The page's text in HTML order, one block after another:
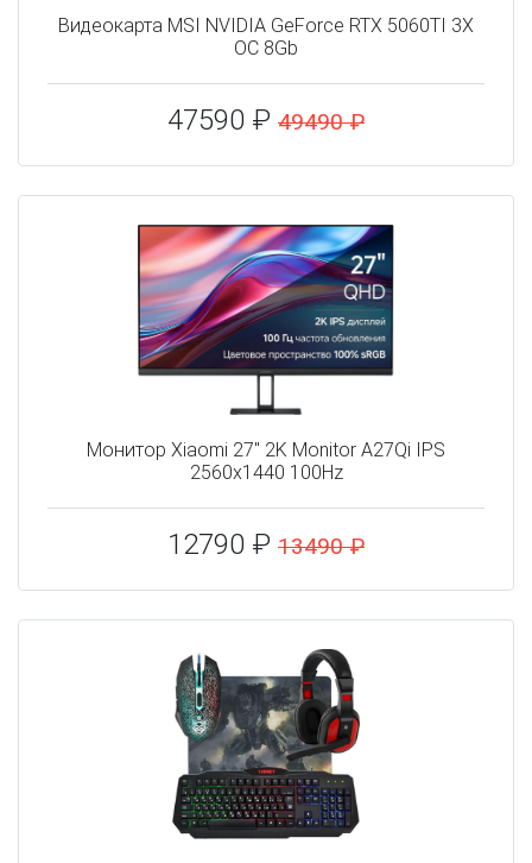
Видеокарта MSI NVIDIA GeForce RTX 5060TI 3X
OC 8Gb
47590 ₽ 49490 ₽
Монитор Xiaomi 27" 2K Monitor A27Qi IPS
2560x1440 100Hz
12790 ₽ 13490 ₽